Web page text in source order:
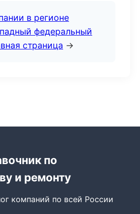
в регионе
федеральный
страница →
по
и ремонту
компаний по всей России